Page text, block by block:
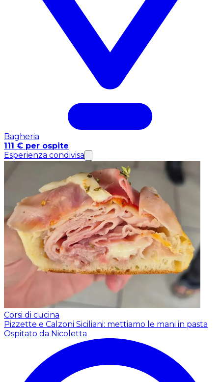
Bagheria
111 € per ospite
Esperienza condivisa
Corsi di cucina
Pizzette e Calzoni Siciliani: mettiamo le mani in pasta
Ospitato da Nicoletta